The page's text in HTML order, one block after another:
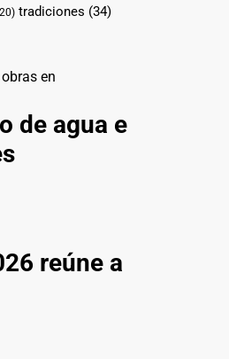
tradiciones (34)
de agua e
reúne a